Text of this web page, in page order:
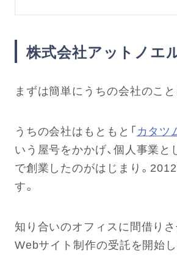
株式会社アットノエ
まずは簡単にうちの会社のこと
うちの会社はもともと「カタツ
いう屋号をかかげ、個人事業と
で創業したのがはじまり。
す。
知り合いのオフィスに間借りさ
Webサイト制作の受託を開始し